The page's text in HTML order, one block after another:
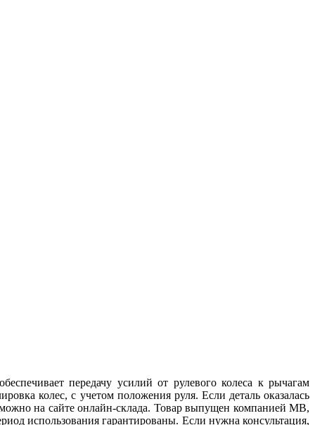
передачу усилий от рулевого колеса к рычагам
колес, с учетом положения руля. Если деталь оказалась
на сайте онлайн-склада. Товар выпущен компанией MB,
использования гарантированы. Если нужна консультация,